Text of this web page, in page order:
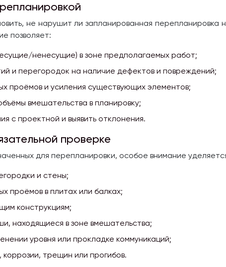
не нарушит ли запланированная
позволяет:
ненесущие) в зоне предполагаемых работ;
и перегородок на наличие дефектов и повреждений;
проёмов и усиления существующих элементов;
вмешательства в планировку;
с проектной и выявить отклонения.
проверке
для перепланировки, особое внимание
и стены;
проёмов в плитах или балках;
конструкциям;
находящиеся в зоне вмешательства;
уровня или прокладке коммуникаций;
трещин или прогибов.